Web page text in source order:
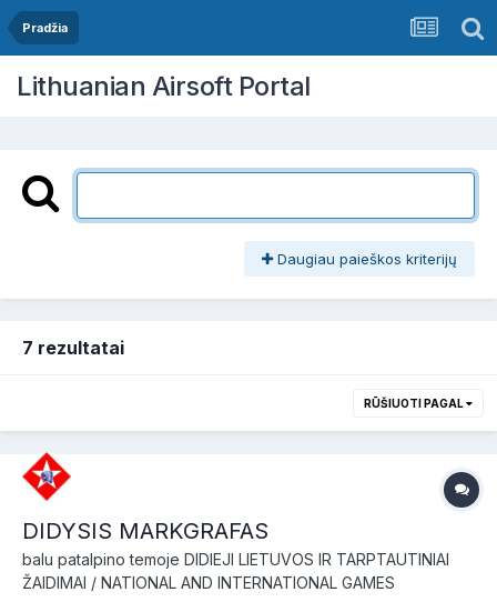
Pradžia
Lithuanian Airsoft Portal
Daugiau paieškos kriterijų
7 rezultatai
RŪŠIUOTI PAGAL
DIDYSIS MARKGRAFAS
balu patalpino temoje DIDIEJI LIETUVOS IR TARPTAUTINIAI
ŽAIDIMAI / NATIONAL AND INTERNATIONAL GAMES